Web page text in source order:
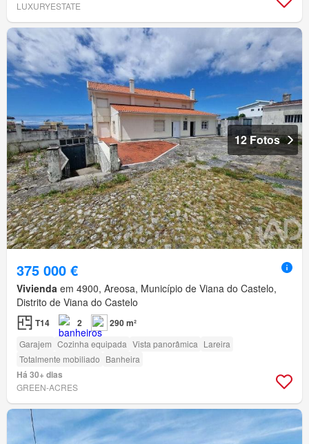
LUXURYESTATE
12 Fotos
375 000 €
Vivienda em 4900, Areosa, Município de Viana do Castelo,
Distrito de Viana do Castelo
T14 2 290 m²
Garajem Cozinha equipada Vista panorâmica Lareira
Totalmente mobiliado Banheira
Há 30+ dias
GREEN-ACRES